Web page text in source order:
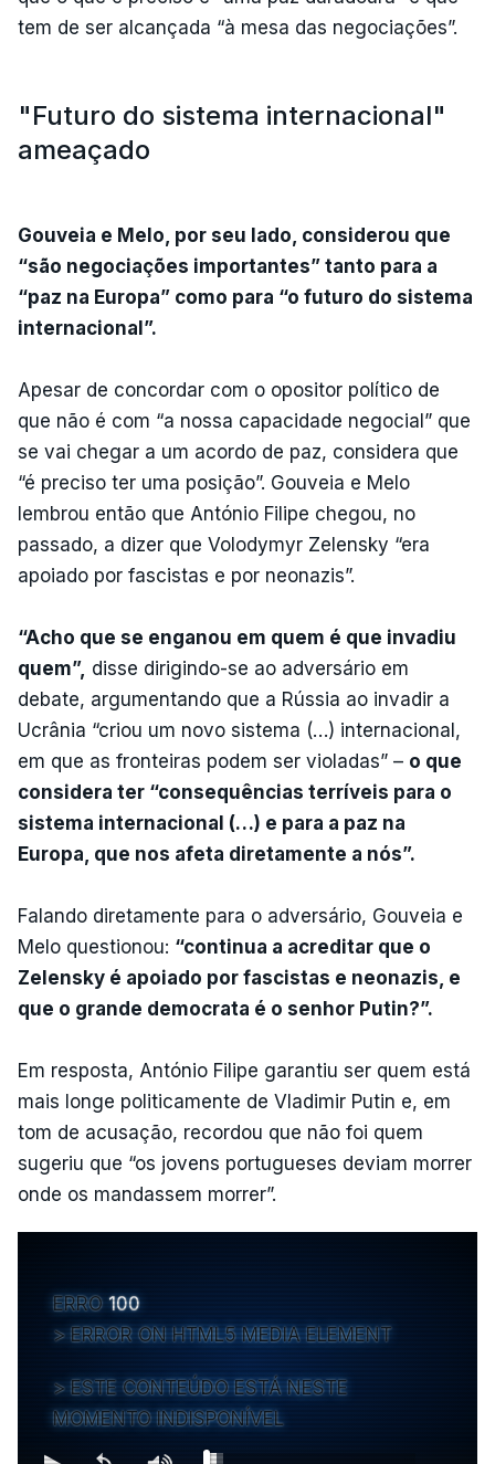
tem de ser alcançada “à mesa das negociações”.
"Futuro do sistema internacional"
ameaçado
Gouveia e Melo, por seu lado, considerou que
“são negociações importantes” tanto para a
“paz na Europa” como para “o futuro do sistema
internacional”.
Apesar de concordar com o opositor político de
que não é com “a nossa capacidade negocial” que
se vai chegar a um acordo de paz, considera que
“é preciso ter uma posição”. Gouveia e Melo
lembrou então que António Filipe chegou, no
passado, a dizer que Volodymyr Zelensky “era
apoiado por fascistas e por neonazis”.
“Acho que se enganou em quem é que invadiu
quem”, disse dirigindo-se ao adversário em
debate, argumentando que a Rússia ao invadir a
Ucrânia “criou um novo sistema (…) internacional,
em que as fronteiras podem ser violadas” – o que
considera ter “consequências terríveis para o
sistema internacional (…) e para a paz na
Europa, que nos afeta diretamente a nós”.
Falando diretamente para o adversário, Gouveia e
Melo questionou: “continua a acreditar que o
Zelensky é apoiado por fascistas e neonazis, e
que o grande democrata é o senhor Putin?”.
Em resposta, António Filipe garantiu ser quem está
mais longe politicamente de Vladimir Putin e, em
tom de acusação, recordou que não foi quem
sugeriu que “os jovens portugueses deviam morrer
onde os mandassem morrer”.
ERRO 100
ERROR ON HTML5 MEDIA ELEMENT
ESTE CONTEÚDO ESTÁ NESTE
MOMENTO INDISPONÍVEL